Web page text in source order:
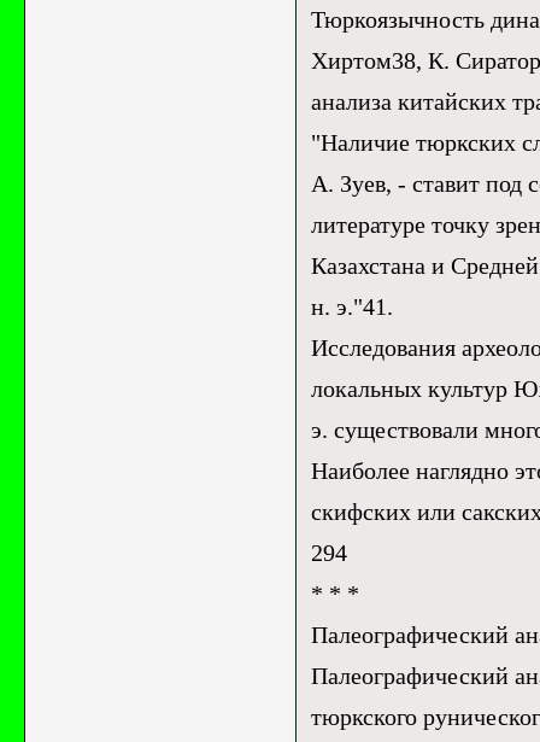
Тюркоязычность
Хиртом38, К.
анализа китайских
"Наличие тюркских
А. Зуев, - ставит под
литературе точку
Казахстана и
н. э."41.
Исследования
локальных культур
э. существовали
Наиболее наглядно
скифских или
294
* * *
Палеографический
Палеографический
тюркского